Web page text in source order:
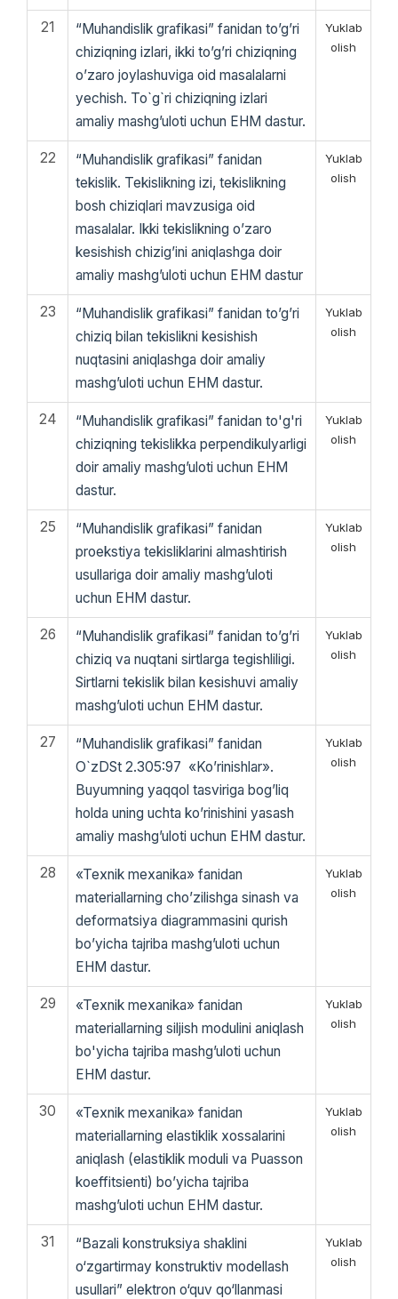
21
“Muhandislik grafikasi” fanidan to’g’ri
chiziqning izlari, ikki to’g’ri chiziqning
o’zaro joylashuviga oid masalalarni
yechish. To`g`ri chiziqning izlari
amaliy mashg’uloti uchun EHM dastur.
Yuklab
olish
22
“Muhandislik grafikasi” fanidan
tekislik. Tekislikning izi, tekislikning
bosh chiziqlari mavzusiga oid
masalalar. Ikki tekislikning o’zaro
kesishish chizig’ini aniqlashga doir
amaliy mashg’uloti uchun EHM dastur
Yuklab
olish
23
“Muhandislik grafikasi” fanidan to’g’ri
chiziq bilan tekislikni kesishish
nuqtasini aniqlashga doir amaliy
mashg’uloti uchun EHM dastur.
Yuklab
olish
24
“Muhandislik grafikasi” fanidan to'g'ri
chiziqning tekislikka perpendikulyarligi
doir amaliy mashg’uloti uchun EHM
dastur.
Yuklab
olish
25
“Muhandislik grafikasi” fanidan
proekstiya tekisliklarini almashtirish
usullariga doir amaliy mashg’uloti
uchun EHM dastur.
Yuklab
olish
26
“Muhandislik grafikasi” fanidan to’g’ri
chiziq va nuqtani sirtlarga tegishliligi.
Sirtlarni tekislik bilan kesishuvi amaliy
mashg’uloti uchun EHM dastur.
Yuklab
olish
27
“Muhandislik grafikasi” fanidan
O`zDSt 2.305:97 «Ko’rinishlar».
Buyumning yaqqol tasviriga bog’liq
holda uning uchta ko’rinishini yasash
amaliy mashg’uloti uchun EHM dastur.
Yuklab
olish
28
«Texnik mexanika» fanidan
materiallarning cho’zilishga sinash va
deformatsiya diagrammasini qurish
bo’yicha tajriba mashg’uloti uchun
EHM dastur.
Yuklab
olish
29
«Texnik mexanika» fanidan
materiallarning siljish modulini aniqlash
bo'yicha tajriba mashg’uloti uchun
EHM dastur.
Yuklab
olish
30
«Texnik mexanika» fanidan
materiallarning elastiklik xossalarini
aniqlash (elastiklik moduli va Puasson
koeffitsienti) bo’yicha tajriba
mashg’uloti uchun EHM dastur.
Yuklab
olish
31
“Bazali konstruksiya shaklini
o‘zgartirmay konstruktiv modellash
usullari” elektron o‘quv qo‘llanmasi
Yuklab
olish